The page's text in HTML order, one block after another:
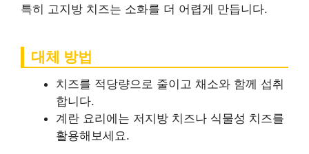
특히 고지방 치즈는 소화를 더 어렵게 만듭니다.
대체 방법
치즈를 적당량으로 줄이고 채소와 함께 섭취
합니다.
계란 요리에는 저지방 치즈나 식물성 치즈를
활용해보세요.